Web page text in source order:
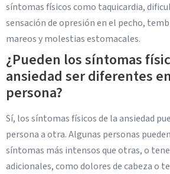
síntomas físicos como taquicardia,
sensación de opresión en el pecho,
mareos y molestias estomacales.
¿Pueden los síntomas
ansiedad ser diferentes
persona?
Sí, los síntomas físicos de la ansiedad
persona a otra. Algunas personas
síntomas más intensos que otras, o
adicionales, como dolores de cabeza o